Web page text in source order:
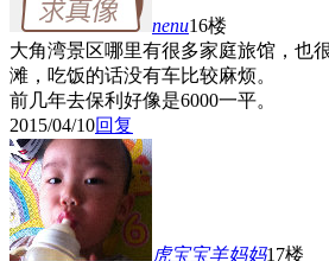
nenu16楼
大角湾景区哪里有很多家庭旅馆，也
滩，吃饭的话没有车比较麻烦。
前几年去保利好像是6000一平。
2015/04/10回复
虎宝宝羊妈妈17楼